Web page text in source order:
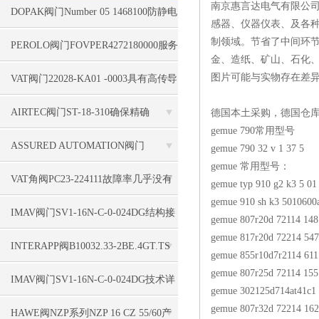
DOPAK阀门Number 05 1468100防静电
PEROLO阀门FOVPER4272180000服务
专业
VAT阀门22028-KA01 -0003具有高传导
性
AIRTEC阀门ST-18-310确保精确
ASSURED AUTOMATION阀门
D31DAXV4B运用空气干燥设备
VAT角阀PC23-224111故障率几乎没有
IMAV阀门SV1-16N-C-0-024DG结构接
单合理
INTERAPP阀B10032.33-2BE.4GT.TS
产品详情
IMAV阀门SV1-16N-C-0-024DG技术详
情更新
HAWE阀NZP系列NZP 16 CZ 55/60产
南京惠言达电气有限公
感器、仪器仪表、及各
制领域。节省了中间环
金、造纸、矿山、石化
图片可能与实物存在差
德国本土采购，德国仓
gemue 790常用型号
gemue 790 32 v 1 37 5
gemue 常用型号：
gemue typ 910 g2 k3 5
gemue 910 sh k3
gemue 807r20d 72114
gemue 817r20d 72214
gemue 855r10d7r2114
gemue 807r25d 72114
gemue 302125d714at41c1
gemue 807r32d 72214